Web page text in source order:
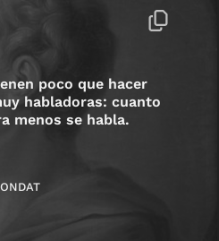
poco que hacer
habladoras: cuanto
menos se habla.